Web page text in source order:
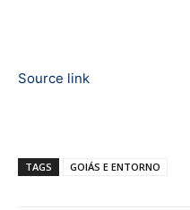
Source link
TAGS GOIÁS E ENTORNO